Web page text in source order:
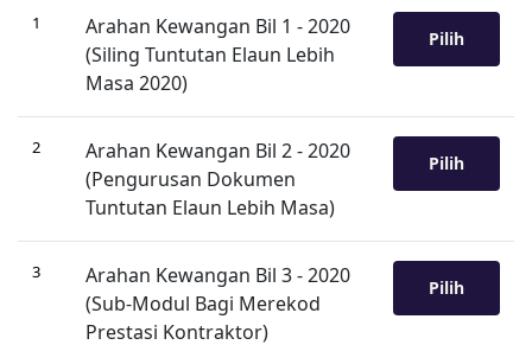
1
Arahan Kewangan Bil 1 - 2020
(Siling Tuntutan Elaun Lebih
Masa 2020)
Pilih
2
Arahan Kewangan Bil 2 - 2020
(Pengurusan Dokumen
Tuntutan Elaun Lebih Masa)
Pilih
3
Arahan Kewangan Bil 3 - 2020
(Sub-Modul Bagi Merekod
Prestasi Kontraktor)
Pilih